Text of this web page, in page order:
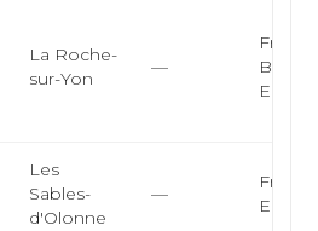
La Roche-
sur-Yon
—
Les
Sables-
d'Olonne
—